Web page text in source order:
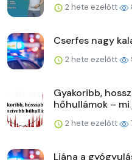
2 hete ezelőtt
Cserfes nagy
2 hete ezelőtt
Gyakoribb,
hőhullámok – mi
2 hete ezelőtt
Liána a